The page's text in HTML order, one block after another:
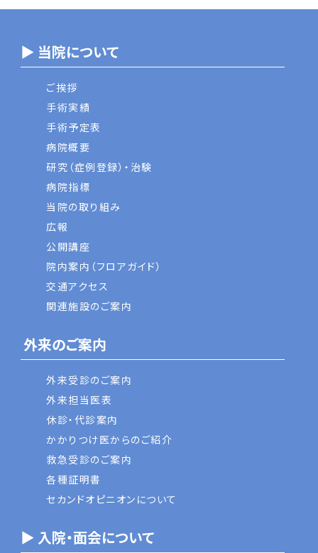
▶ 当院について
ご挨拶
手術実績
手術予定表
病院概要
研究（症例登録）・治験
病院指標
当院の取り組み
広報
公開講座
院内案内（フロアガイド）
交通アクセス
関連施設のご案内
外来のご案内
外来受診のご案内
外来担当医表
休診・代診案内
かかりつけ医からのご紹介
救急受診のご案内
各種証明書
セカンドオピニオンについて
▶ 入院・面会について